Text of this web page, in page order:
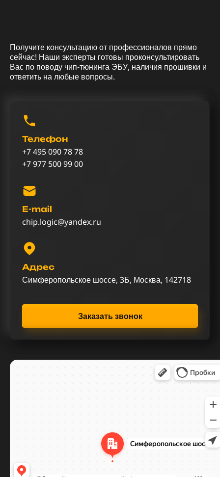
Получите консультацию от профессионалов прямо
сейчас! Наши эксперты готовы проконсультировать
Вас по поводу чип-тюнинга ЭБУ, наличия прошивки и
ответить на любые вопросы.
Телефон
+7 495 090 78 78
+7 977 500 99 00
E-mail
chip.logic@yandex.ru
Адрес
Симферопольское шоссе, 3Б, Москва, 142718
Заказать звонок